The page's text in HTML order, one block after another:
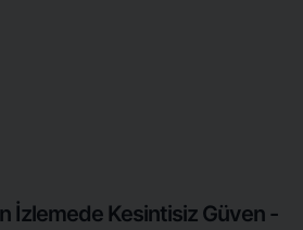
İzlemede Kesintisiz Güven -